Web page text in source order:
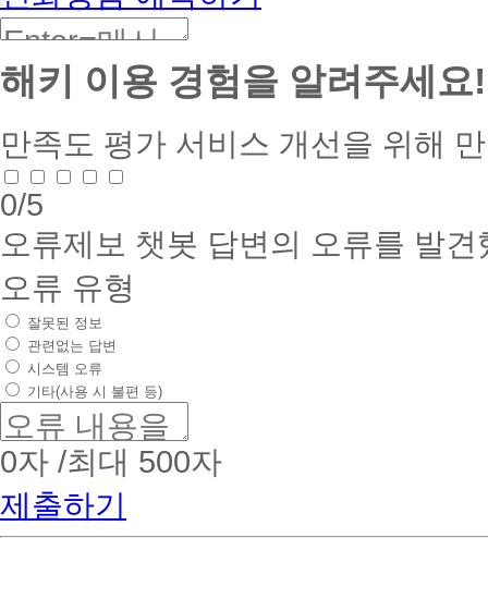
해키 이용 경험을 알려주세요!
만족도 평가 서비스 개선을 위해
0/5
오류제보 챗봇 답변의 오류를 발
오류 유형
잘못된 정보
관련없는 답변
시스템 오류
기타(사용 시 불편 등)
0자 /최대 500자
제출하기